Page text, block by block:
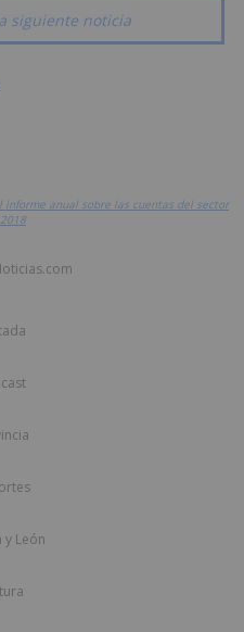
siguiente noticia
informe anual sobre las cuentas del sector
y León